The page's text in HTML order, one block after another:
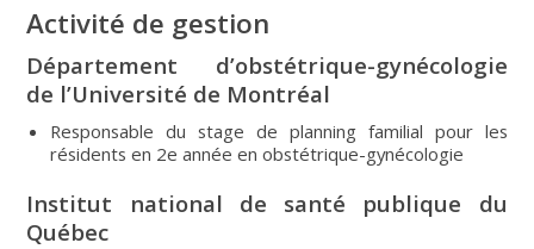
Activité de gestion
Département d’obstétrique-gynécologie
de l’Université de Montréal
Responsable du stage de planning familial pour les
résidents en 2e année en obstétrique-gynécologie
Institut national de santé publique du
Québec